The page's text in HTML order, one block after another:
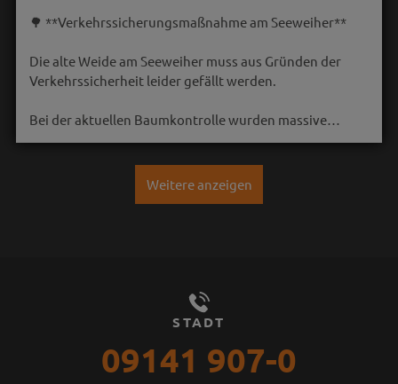
🌳 **Verkehrssicherungsmaßnahme am Seeweiher**
Die alte Weide am Seeweiher muss aus Gründen der
Verkehrssicherheit leider gefällt werden.
Bei der aktuellen Baumkontrolle wurden massive…
Weitere anzeigen
STADT
09141 907-0